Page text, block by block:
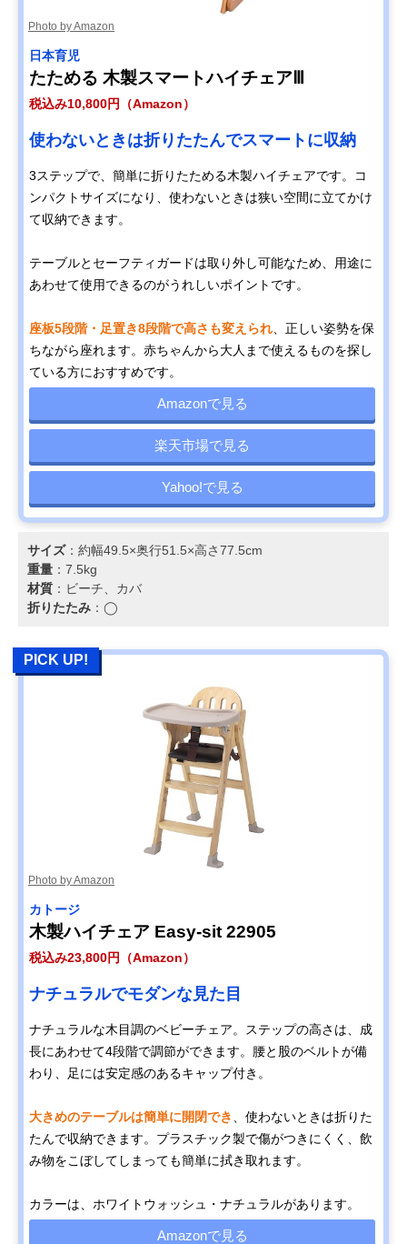
Photo by Amazon
日本育児
たためる 木製スマートハイチェアⅢ
税込み10,800円（Amazon）
使わないときは折りたたんでスマートに収納
3ステップで、簡単に折りたためる木製ハイチェアです。コ
ンパクトサイズになり、使わないときは狭い空間に立てかけ
て収納できます。
テーブルとセーフティガードは取り外し可能なため、用途に
あわせて使用できるのがうれしいポイントです。
座板5段階・足置き8段階で高さも変えられ 、正しい姿勢を保
ちながら座れます。赤ちゃんから大人まで使えるものを探し
ている方におすすめです。
Amazonで見る
楽天市場で見る
Yahoo!で見る
サイズ：約幅49.5×奥行51.5×高さ77.5cm
重量 ：7.5kg
材質 ：ビーチ、カバ
折りたたみ ：◯
PICK UP!
Photo by Amazon
カトージ
木製ハイチェア Easy-sit 22905
税込み23,800円（Amazon）
ナチュラルでモダンな見た目
ナチュラルな木目調のベビーチェア。ステップの高さは、成
長にあわせて4段階で調節ができます。腰と股のベルトが備
わり、足には安定感のあるキャップ付き。
大きめのテーブルは簡単に開閉でき
、使わないときは折りた
たんで収納できます。プラスチック製で傷がつきにくく、飲
み物をこぼしてしまっても簡単に拭き取れます。
カラーは、ホワイトウォッシュ・ナチュラルがあります。
Amazonで見る